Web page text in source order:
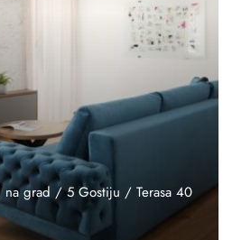
na grad / 5 Gostiju / Terasa 40